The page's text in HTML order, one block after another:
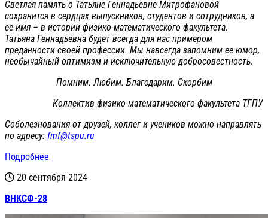
Светлая память о Татьяне Геннадьевне Митрофановой
сохранится в сердцах выпускников, студентов и сотрудников, а
ее имя – в истории физико-математического факультета.
Татьяна Геннадьевна будет всегда для нас примером
преданности своей профессии. Мы навсегда запомним ее юмор,
необычайный оптимизм и исключительную добросовестность.
Помним. Любим. Благодарим. Скорбим
Коллектив физико-математического факультета ТГПУ
Соболезнования от друзей, коллег и учеников можно направлять
по адресу: fmf@tspu.ru
Подробнее
20 сентября 2024
ВНКСФ-28